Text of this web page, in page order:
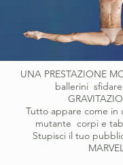
UNA PRESTAZIONE
ballerini
Tutto appare come in
mutante corpi e
Stupisci il tuo